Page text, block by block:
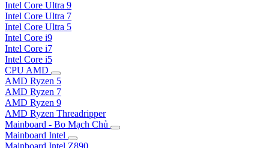
Intel Core Ultra 9
Intel Core Ultra 7
Intel Core Ultra 5
Intel Core i9
Intel Core i7
Intel Core i5
CPU AMD
AMD Ryzen 5
AMD Ryzen 7
AMD Ryzen 9
AMD Ryzen Threadripper
Mainboard - Bo Mạch Chủ
Mainboard Intel
Mainboard Intel Z890